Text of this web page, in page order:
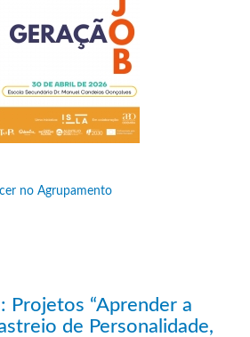
no Agrupamento
Projetos “Aprender a
de Personalidade,